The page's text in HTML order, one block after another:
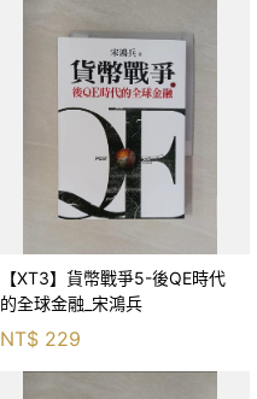
【XT3】貨幣戰爭5-後QE時代
的全球金融_宋鴻兵
NT$ 229